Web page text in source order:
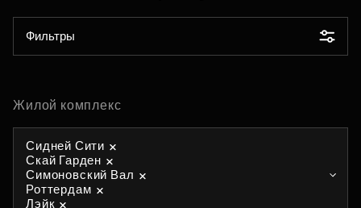
Фильтры
Жилой комплекс
Сидней Сити
Скай Гарден
Симоновский Вал
Роттердам
Лэйк